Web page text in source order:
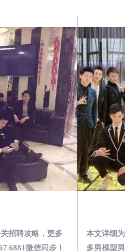
招聘攻略，更多
6881微信同步！
本文详细
多男模型